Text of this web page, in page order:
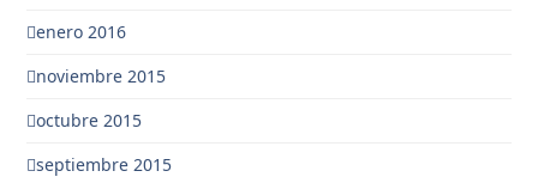
enero 2016
noviembre 2015
octubre 2015
septiembre 2015